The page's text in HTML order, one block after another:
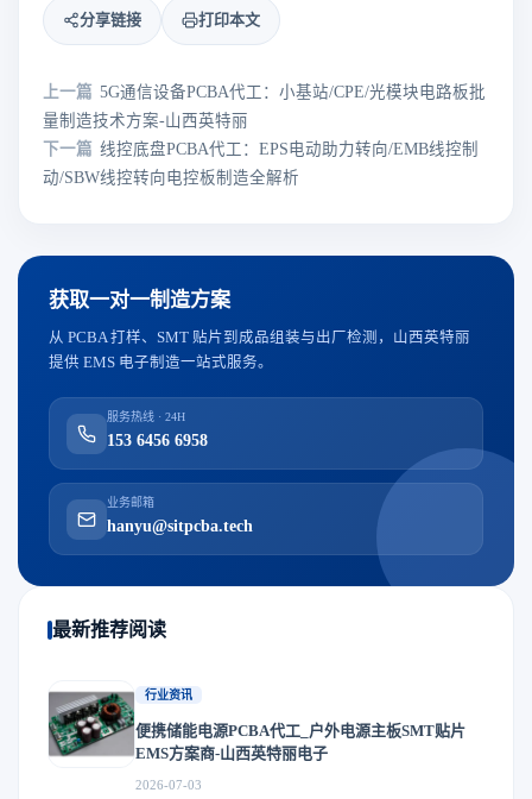
分享链接 打印本文
上一篇 5G通信设备PCBA代工：小基站/CPE/光模块电路板批
量制造技术方案-山西英特丽
下一篇 线控底盘PCBA代工：EPS电动助力转向/EMB线控制
动/SBW线控转向电控板制造全解析
获取一对一制造方案
从 PCBA 打样、SMT 贴片到成品组装与出厂检测，山西英特丽
提供 EMS 电子制造一站式服务。
服务热线 · 24H
153 6456 6958
业务邮箱
hanyu@sitpcba.tech
最新推荐阅读
行业资讯
便携储能电源PCBA代工_户外电源主板SMT贴片
EMS方案商-山西英特丽电子
2026-07-03